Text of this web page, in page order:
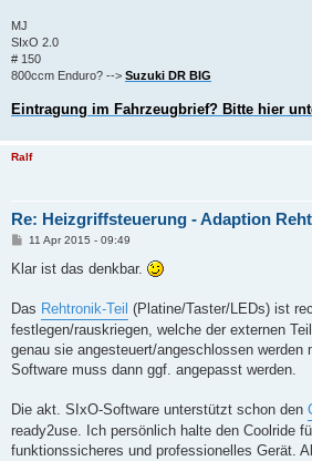
MJ
SIxO 2.0
# 150
800ccm Enduro? --> Suzuki DR BIG
Eintragung im Fahrzeugbrief? Bitte hier
Ralf
Re: Heizgriffsteuerung - Adaption
B
i
a
11 Apr 2015 - 09:49
Klar ist das denkbar.
Das Rehtronik-Teil (Platine/Taster/LEDs) ist
festlegen/rauskriegen, welche der externen
genau sie angesteuert/angeschlossen werden
Software muss dann ggf. angepasst werden.
Die akt. SIxO-Software unterstützt schon den
ready2use. Ich persönlich halte den Coolride
funktionssicheres und professionelles Gerät.